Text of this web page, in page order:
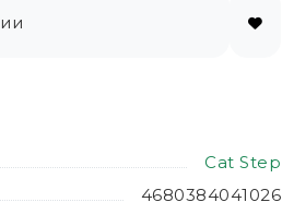
Cat Step
4680384041026